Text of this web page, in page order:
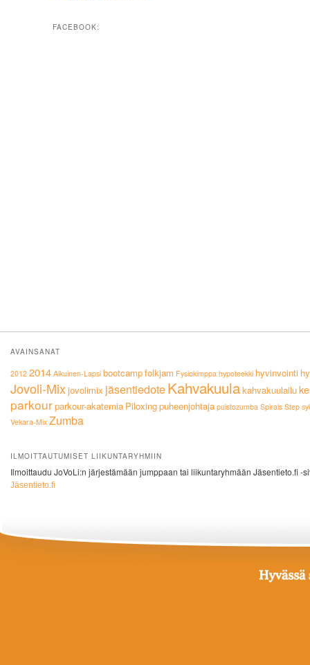
FACEBOOK:
AVAINSANAT
2012 2014 Aikuinen-Lapsi bootcampfolkjam Fysiokimppa hypoteekki hyvinvointi
Jovoli-Mixjovolimix jäsentiedoteKahvakuulakahvakuulailu
parkourparkour-akatemia Piloxingpuheenjohtaja puistozumba Spirals Step
Vekara-Mix Zumba
ILMOITTAUTUMISET LIIKUNTARYHMIIN
Ilmoittaudu JoVoLi:n järjestämään jumppaan tai liikuntaryhmään Jäsentieto.fi -
Jäsentieto.fi